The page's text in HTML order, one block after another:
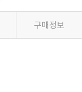
구매정보